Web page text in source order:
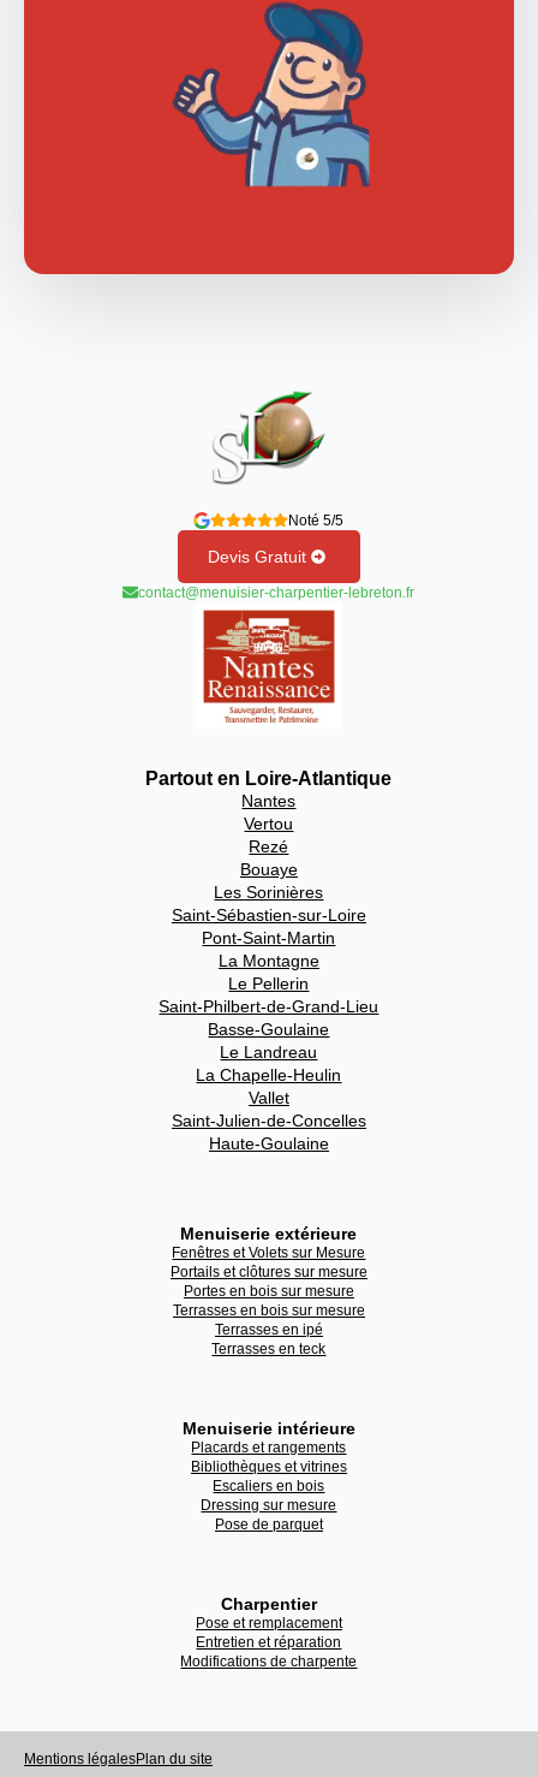
Noté 5/5
Devis Gratuit
contact@menuisier-charpentier-lebreton.fr
Partout en Loire-Atlantique
Nantes
Vertou
Rezé
Bouaye
Les Sorinières
Saint-Sébastien-sur-Loire
Pont-Saint-Martin
La Montagne
Le Pellerin
Saint-Philbert-de-Grand-Lieu
Basse-Goulaine
Le Landreau
La Chapelle-Heulin
Vallet
Saint-Julien-de-Concelles
Haute-Goulaine
Menuiserie extérieure
Fenêtres et Volets sur Mesure
Portails et clôtures sur mesure
Portes en bois sur mesure
Terrasses en bois sur mesure
Terrasses en ipé
Terrasses en teck
Menuiserie intérieure
Placards et rangements
Bibliothèques et vitrines
Escaliers en bois
Dressing sur mesure
Pose de parquet
Charpentier
Pose et remplacement
Entretien et réparation
Modifications de charpente
Mentions légalesPlan du site